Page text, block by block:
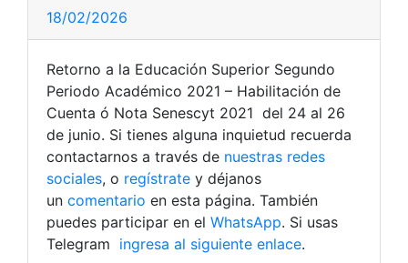
18/02/2026
Retorno a la Educación Superior Segundo
Periodo Académico 2021 – Habilitación de
Cuenta ó Nota Senescyt 2021 del 24 al 26
de junio. Si tienes alguna inquietud recuerda
contactarnos a través de nuestras redes
sociales, o regístrate y déjanos
un comentario en esta página. También
puedes participar en el WhatsApp. Si usas
Telegram ingresa al siguiente enlace.